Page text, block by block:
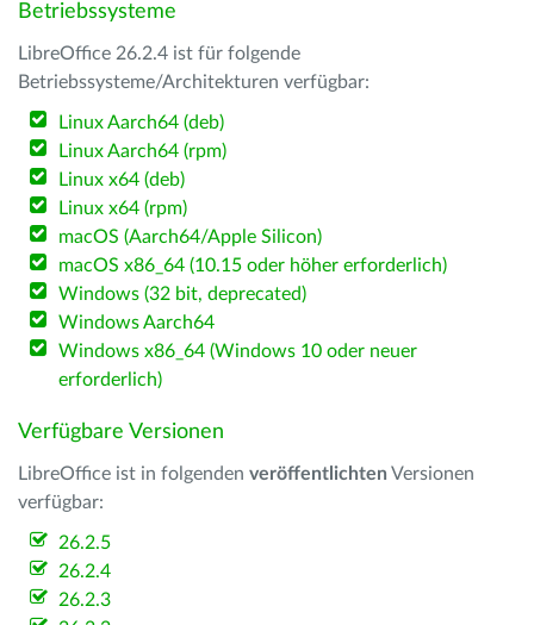
Betriebssysteme
LibreOffice 26.2.4 ist für folgende
Betriebssysteme/Architekturen verfügbar:
Linux Aarch64 (deb)
Linux Aarch64 (rpm)
Linux x64 (deb)
Linux x64 (rpm)
macOS (Aarch64/Apple Silicon)
macOS x86_64 (10.15 oder höher erforderlich)
Windows (32 bit, deprecated)
Windows Aarch64
Windows x86_64 (Windows 10 oder neuer
erforderlich)
Verfügbare Versionen
LibreOffice ist in folgenden veröffentlichten Versionen
verfügbar:
26.2.5
26.2.4
26.2.3